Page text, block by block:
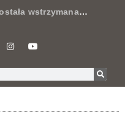
wstrzymana…